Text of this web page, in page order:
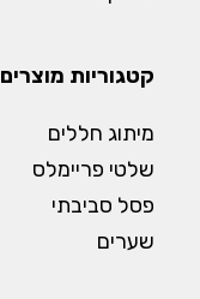
קטגוריות מוצרים
מיתוג חללים
שלטי פריימלס
פסל סביבתי
שערים